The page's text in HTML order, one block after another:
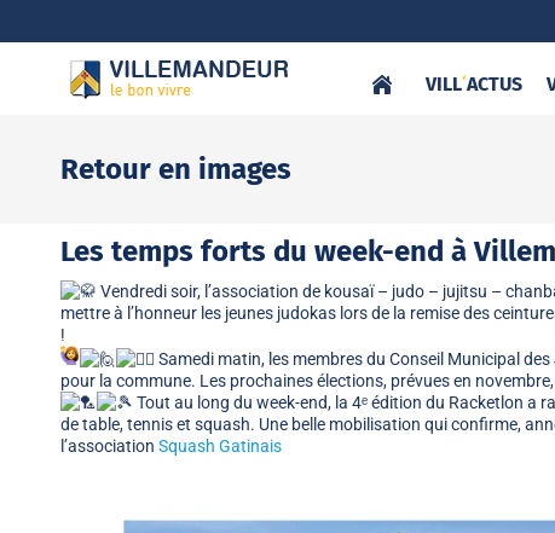
VILL‘ACTUS
Retour en images
Les temps forts du week-end à
Vendredi soir, l’association de kousaï – judo – jujitsu –
mettre à l’honneur les jeunes judokas lors de la remise des
!
Samedi matin, les membres du Conseil Municipal
pour la commune. Les prochaines élections, prévues en
Tout au long du week-end, la 4ᵉ édition du Racketlon
de table, tennis et squash. Une belle mobilisation qui confirme,
l’association Squash Gatinais